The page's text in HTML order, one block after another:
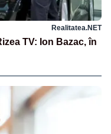
Realitatea.NET
TV: Ion Bazac, în